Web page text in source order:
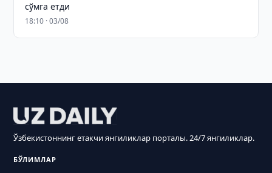
сўмга етди
18:10 · 03/08
Ўзбекистоннинг етакчи янгиликлар порталы. 24/7 янгиликлар.
БЎЛИМЛАР